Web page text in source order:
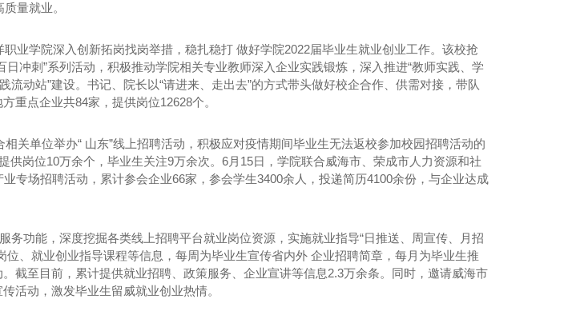
量就业。
职业学院深入创新拓岗找岗举措，稳扎稳打 做好学院2022届毕业生就业创业工作。该校抢
冲刺”系列活动，积极推动学院相关专业教师深入企业实践锻炼，深入推进“教师实践、学
流动站”建设。书记、院长以“请进来、走出去”的方式带头做好校企合作、供需对接，带队
重点企业共84家，提供岗位12628个。
关单位举办“ 山东”线上招聘活动，积极应对疫情期间毕业生无法返校参加校园招聘活动的
供岗位10万余个，毕业生关注9万余次。6月15日，学院联合威海市、荣成市人力资源和社
专场招聘活动，累计参会企业66家，参会学生3400余人，投递简历4100余份，与企业达成
务功能，深度挖掘各类线上招聘平台就业岗位资源，实施就业指导“日推送、周宣传、月招
位、就业创业指导课程等信息，每周为毕业生宣传省内外 企业招聘简章，每月为毕业生推
截至目前，累计提供就业招聘、政策服务、企业宣讲等信息2.3万余条。同时，邀请威海市
活动，激发毕业生留威就业创业热情。